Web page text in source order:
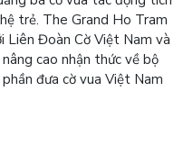
trẻ. The Grand Ho Tram
Liên Đoàn Cờ Việt Nam và
cao nhận thức về bộ
đưa cờ vua Việt Nam